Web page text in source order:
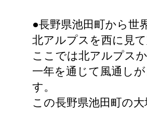
●長野県池田町から世
北アルプスを西に見
ここでは北アルプス
一年を通じて風通し
す。
この長野県池田町の